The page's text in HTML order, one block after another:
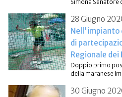
Simona Senatore
28 Giugno
Nell'impianto
di
Regionale dei
Doppio primo
della maranese
30 Giugno